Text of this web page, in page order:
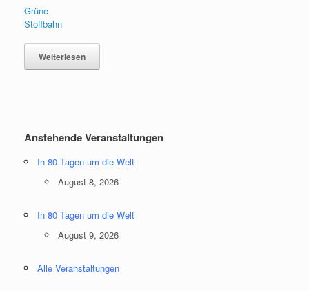
Grüne
Stoffbahn
Weiterlesen
Anstehende Veranstaltungen
In 80 Tagen um die Welt
August 8, 2026
In 80 Tagen um die Welt
August 9, 2026
Alle Veranstaltungen